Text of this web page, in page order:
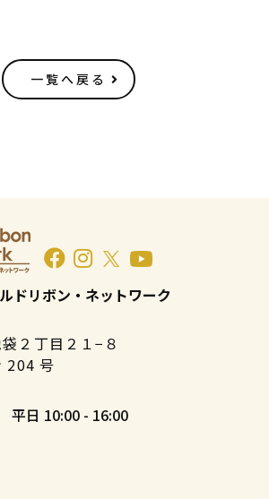
一覧へ戻る
ドリボン・ネットワーク
２丁目２１−８
204 号
平日 10:00 - 16:00